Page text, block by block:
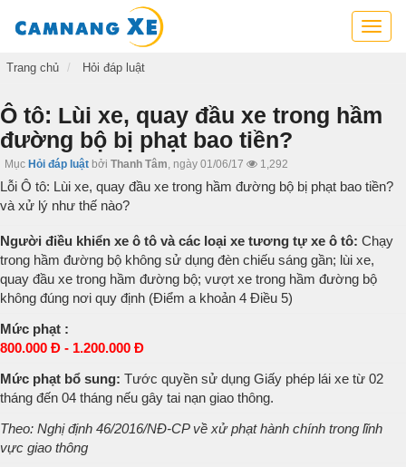
Cẩm
thông
kỹ
xe
Trang chủ Hỏi đáp luật
Ô tô: Lùi xe, quay đầu xe trong hầm
đường bộ bị phạt bao tiền?
Mục Hỏi đáp luật bởi Thanh Tâm, ngày 01/06/17 1,292
Lỗi Ô tô: Lùi xe, quay đầu xe trong hầm đường bộ bị phạt bao tiền?
và xử lý như thế nào?
Người điều khiển xe ô tô và các loại xe tương tự xe ô tô: Chạy
trong hầm đường bộ không sử dụng đèn chiếu sáng gần; lùi xe,
quay đầu xe trong hầm đường bộ; vượt xe trong hầm đường bộ
không đúng nơi quy định (Điểm a khoản 4 Điều 5)
Mức phạt :
800.000 Đ - 1.200.000 Đ
Mức phạt bổ sung: Tước quyền sử dụng Giấy phép lái xe từ 02
tháng đến 04 tháng nếu gây tai nạn giao thông.
Theo: Nghị định 46/2016/NĐ-CP về xử phạt hành chính trong lĩnh
vực giao thông